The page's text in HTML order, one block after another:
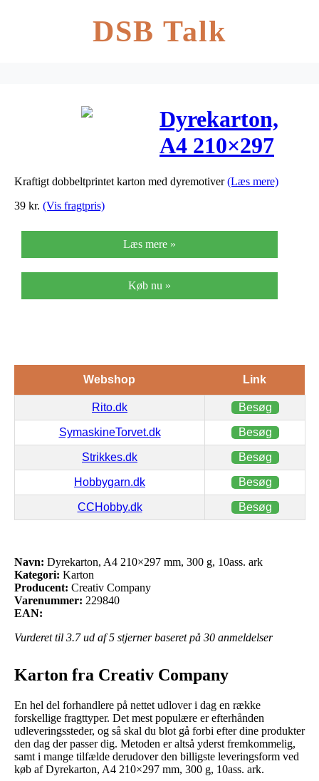
DSB Talk
Dyrekarton,
A4 210×297
mm, 300 g,
Kraftigt dobbeltprintet karton med dyremotiver(Læs mere)
39 kr. (Vis fragtpris)
Læs mere »
Køb nu »
Webshop Link
Rito.dk Besøg
SymaskineTorvet.dk Besøg
Strikkes.dk Besøg
Hobbygarn.dk Besøg
CCHobby.dk Besøg
Navn: Dyrekarton, A4 210×297 mm, 300 g, 10ass. ark
Kategori: Karton
Producent: Creativ Company
Varenummer: 229840
EAN:
Vurderet til 3.7ud af 5 stjerner baseret på 30 anmeldelser
Karton fra Creativ Company
En hel del forhandlere på nettet udlover i dag en række
forskellige fragttyper. Det mest populære er efterhånden
udleveringssteder, og så skal du blot gå forbi efter dine produkter
den dag der passer dig. Metoden er altså yderst fremkommelig,
samt i mange tilfælde derudover den billigste leveringsform ved
køb af Dyrekarton, A4 210×297 mm, 300 g, 10ass. ark.